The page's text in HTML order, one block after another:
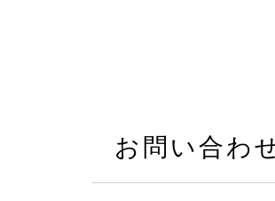
お問い合わ